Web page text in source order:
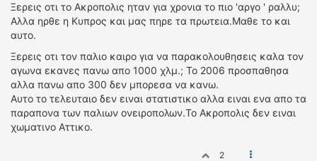
Ξερεις οτι το Ακροπολις ηταν για χρονια το πιο 'αργο ' ραλλυ;
Αλλα ηρθε η Κυπρος και μας πηρε τα πρωτεια.Μαθε το και
αυτο.
Ξερεις οτι τον παλιο καιρο για να παρακολουθησεις καλα τον
αγωνα εκανες πανω απο 1000 χλμ.; Το 2006 προσπαθησα
αλλα πανω απο 300 δεν μπορεσα να κανω.
Αυτο το τελευταιο δεν ειναι στατιστικο αλλα ειναι ενα απο τα
παραπονα των παλιων ονειροπολων.Το Ακροπολις δεν ειναι
χωματινο Αττικο.
2